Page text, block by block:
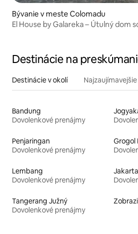
Bývanie v meste Colomadu
El House by Galareka – Útulný dom
Destinácie na
Destinácie v okolí
Bandung
Dovolenkové prenájmy
Penjaringan
Dovolenkové prenájmy
Grogol
Lembang
Dovolenkové prenájmy
Jakarta
Tangerang Južný
Dovolenkové prenájmy